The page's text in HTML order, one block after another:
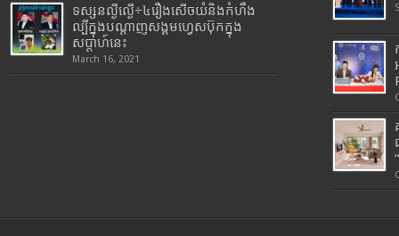
ទស្សនល្ងីល្ងើ÷៤រឿងសើចយំនិងកំហឹង
ល្បីក្នុងបណ្តាញសង្គមហ្វេសប៊ុកក្នុង
សប្តាហ៍នេះ
March 16, 2021